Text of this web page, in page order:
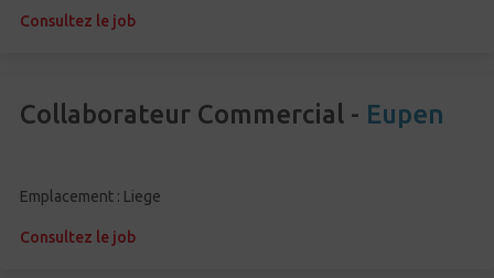
Consultez le job
Collaborateur Commercial - Eupen
Emplacement : Liege
Consultez le job